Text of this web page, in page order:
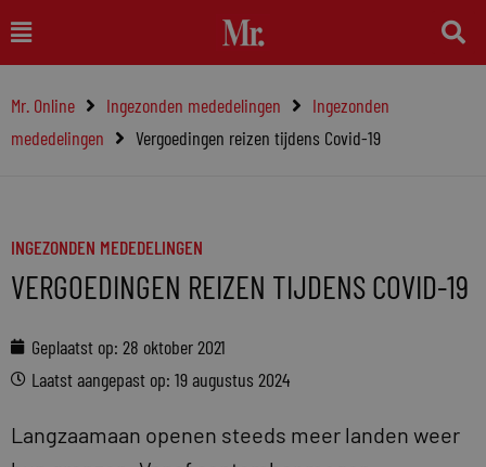
naar
inhoud
Main
Menu
Mr. Online Ingezonden mededelingen
Ingezonden
mededelingen
Vergoedingen reizen tijdens Covid-19
INGEZONDEN MEDEDELINGEN
VERGOEDINGEN REIZEN TIJDENS COVID-19
Geplaatst op: 28 oktober 2021
Laatst aangepast op: 19 augustus 2024
Langzaamaan openen steeds meer landen weer